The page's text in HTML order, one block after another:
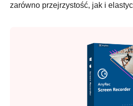
zarówno przejrzystość, jak i